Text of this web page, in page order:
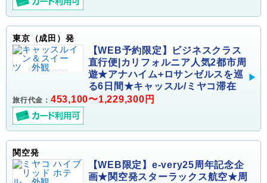
東京（成田）発
【WEB予約限定】ビジネスクラス
直行便|カリフォルニア人気2都市周
遊★アナハイム+ロサンゼルスを巡
る6日間★キャッスル/ミヤコ滞在
旅行代金： 453,100〜1,229,300円
関空発
【WEB限定】e-very25周年記念企
画★関空発スターラックス航空★周